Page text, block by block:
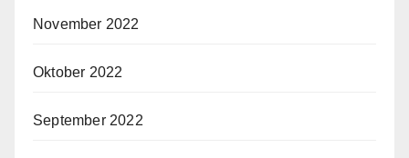
November 2022
Oktober 2022
September 2022